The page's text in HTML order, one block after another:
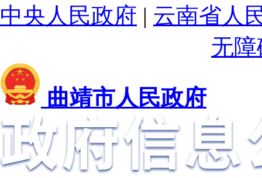
中央人民政府 | 云南省人
无
曲靖市人民政府